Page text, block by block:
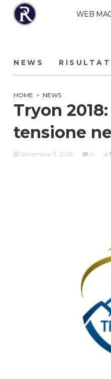
WEB
NEWS
HOME > NEWS
Tryon
tensione
Settembre 11, 2018 0 di